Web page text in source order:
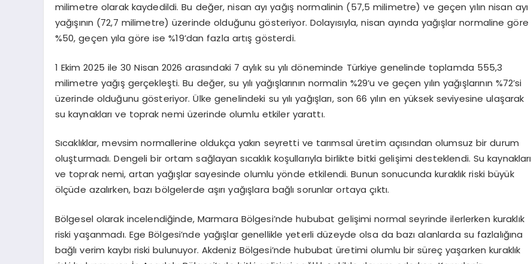
milimetre olarak kaydedildi. Bu değer, nisan ayı yağış normalinin (57,5 milimetre) ve geçen yılın nisan ayı
yağışının (72,7 milimetre) üzerinde olduğunu gösteriyor. Dolayısıyla, nisan ayında yağışlar normaline göre
%50, geçen yıla göre ise %19’dan fazla artış gösterdi.
1 Ekim 2025 ile 30 Nisan 2026 arasındaki 7 aylık su yılı döneminde Türkiye genelinde toplamda 555,3
milimetre yağış gerçekleşti. Bu değer, su yılı yağışlarının normalin %29’u ve geçen yılın yağışlarının %72’si
üzerinde olduğunu gösteriyor. Ülke genelindeki su yılı yağışları, son 66 yılın en yüksek seviyesine ulaşarak
su kaynakları ve toprak nemi üzerinde olumlu etkiler yarattı.
Sıcaklıklar, mevsim normallerine oldukça yakın seyretti ve tarımsal üretim açısından olumsuz bir durum
oluşturmadı. Dengeli bir ortam sağlayan sıcaklık koşullarıyla birlikte bitki gelişimi desteklendi. Su kaynakları
ve toprak nemi, artan yağışlar sayesinde olumlu yönde etkilendi. Bunun sonucunda kuraklık riski büyük
ölçüde azalırken, bazı bölgelerde aşırı yağışlara bağlı sorunlar ortaya çıktı.
Bölgesel olarak incelendiğinde, Marmara Bölgesi’nde hububat gelişimi normal seyrinde ilerlerken kuraklık
riski yaşanmadı. Ege Bölgesi’nde yağışlar genellikle yeterli düzeyde olsa da bazı alanlarda su fazlalığına
bağlı verim kaybı riski bulunuyor. Akdeniz Bölgesi’nde hububat üretimi olumlu bir süreç yaşarken kuraklık